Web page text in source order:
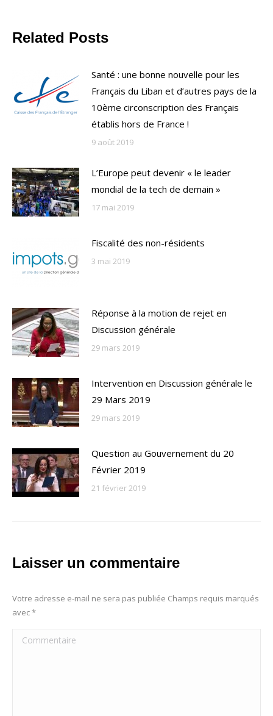
Related Posts
Santé : une bonne nouvelle pour les
Français du Liban et d’autres pays de la
10ème circonscription des Français
établis hors de France !
9 août 2019
L’Europe peut devenir « le leader
mondial de la tech de demain »
17 mai 2019
Fiscalité des non-résidents
3 mai 2019
Réponse à la motion de rejet en
Discussion générale
29 mars 2019
Intervention en Discussion générale le
29 Mars 2019
29 mars 2019
Question au Gouvernement du 20
Février 2019
21 février 2019
Laisser un commentaire
Votre adresse e-mail ne sera pas publiée Champs requis marqués
avec*
Commentaire